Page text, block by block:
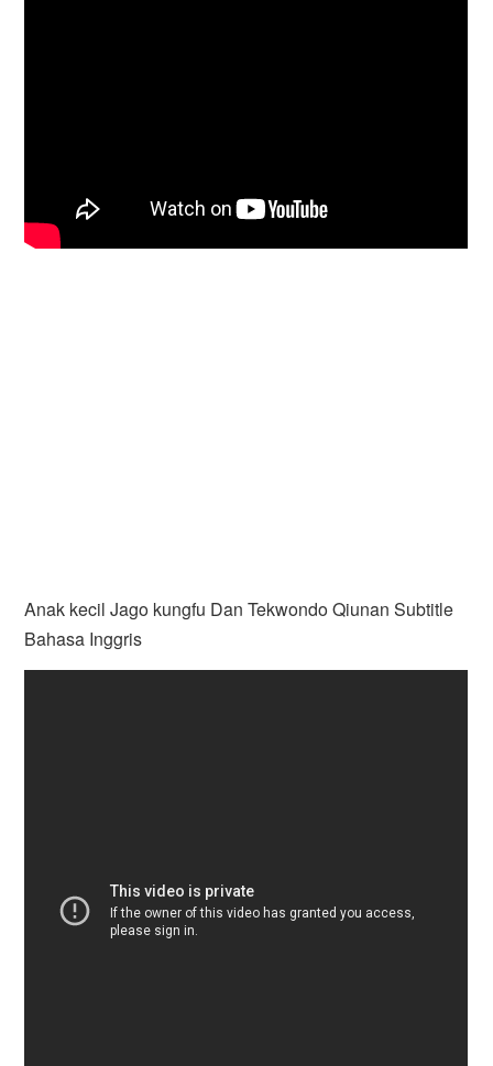
Anak kecil Jago kungfu Dan Tekwondo Qiunan Subtitle
Bahasa Inggris